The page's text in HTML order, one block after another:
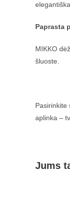
Paprasta
MIKKO
šluoste.
Pasirinkite
aplinka –
Jums